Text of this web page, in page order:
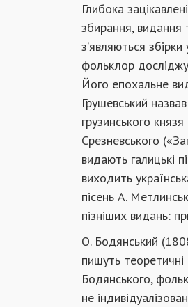
Глибока
збирання, видання
з’являються
фольклор
Його епохальне
Грушевський
грузинського
Срезневського
видають галицькі
виходить
пісень А.
пізніших видань:
О. Бодянський
пишуть теоретичні
Бодянського,
не